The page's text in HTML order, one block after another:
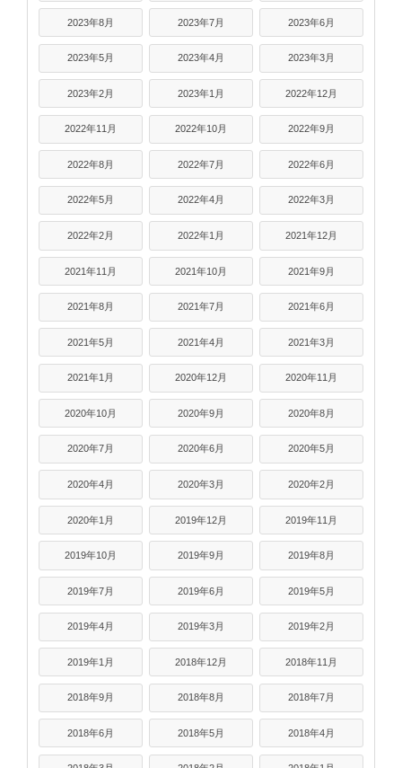
2023年8月 2023年7月 2023年6月
2023年5月 2023年4月 2023年3月
2023年2月 2023年1月 2022年12月
2022年11月 2022年10月 2022年9月
2022年8月 2022年7月 2022年6月
2022年5月 2022年4月 2022年3月
2022年2月 2022年1月 2021年12月
2021年11月 2021年10月 2021年9月
2021年8月 2021年7月 2021年6月
2021年5月 2021年4月 2021年3月
2021年1月 2020年12月 2020年11月
2020年10月 2020年9月 2020年8月
2020年7月 2020年6月 2020年5月
2020年4月 2020年3月 2020年2月
2020年1月 2019年12月 2019年11月
2019年10月 2019年9月 2019年8月
2019年7月 2019年6月 2019年5月
2019年4月 2019年3月 2019年2月
2019年1月 2018年12月 2018年11月
2018年9月 2018年8月 2018年7月
2018年6月 2018年5月 2018年4月